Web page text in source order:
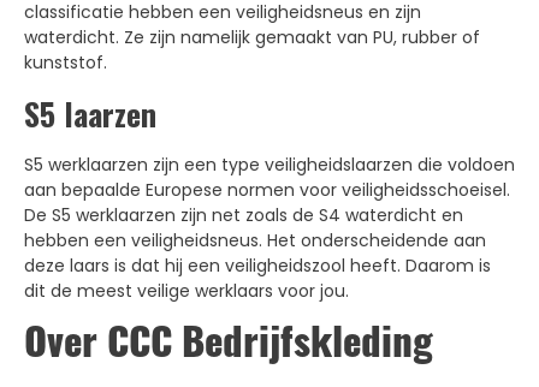
classificatie hebben een veiligheidsneus en zijn
waterdicht. Ze zijn namelijk gemaakt van PU, rubber of
kunststof.
S5 laarzen
S5 werklaarzen zijn een type veiligheidslaarzen die voldoen
aan bepaalde Europese normen voor veiligheidsschoeisel.
De S5 werklaarzen zijn net zoals de S4 waterdicht en
hebben een veiligheidsneus. Het onderscheidende aan
deze laars is dat hij een veiligheidszool heeft. Daarom is
dit de meest veilige werklaars voor jou.
Over CCC Bedrijfskleding